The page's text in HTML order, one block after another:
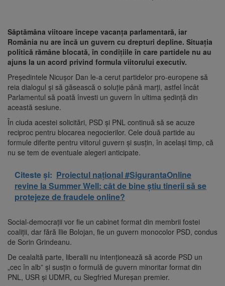
Săptămâna viitoare începe vacanța parlamentară, iar
România nu are încă un guvern cu drepturi depline. Situația
politică rămâne blocată, în condițiile în care partidele nu au
ajuns la un acord privind formula viitorului executiv.
Președintele Nicușor Dan le-a cerut partidelor pro-europene să
reia dialogul și să găsească o soluție până marți, astfel încât
Parlamentul să poată învesti un guvern în ultima ședință din
această sesiune.
În ciuda acestei solicitări, PSD și PNL continuă să se acuze
reciproc pentru blocarea negocierilor. Cele două partide au
formule diferite pentru viitorul guvern și susțin, în același timp, că
nu se tem de eventuale alegeri anticipate.
Citeste și: Proiectul național #SigurantaOnline
revine la Summer Well: cât de bine știu tinerii să se
protejeze de fraudele online?
Social-democrații vor fie un cabinet format din membrii fostei
coaliții, dar fără Ilie Bolojan, fie un guvern monocolor PSD, condus
de Sorin Grindeanu.
De cealaltă parte, liberalii nu intenționează să acorde PSD un
„cec în alb” și susțin o formulă de guvern minoritar format din
PNL, USR și UDMR, cu Siegfried Mureșan premier.